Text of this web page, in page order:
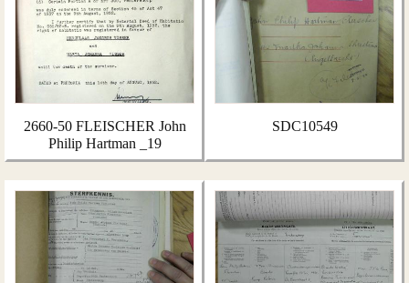
2660-50 FLEISCHER John
Philip Hartman _19
SDC10549